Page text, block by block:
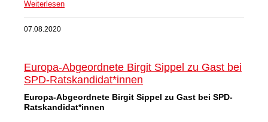
Weiterlesen
07.08.2020
Europa-Abgeordnete Birgit Sippel zu Gast bei
SPD-Ratskandidat*innen
Europa-Abgeordnete Birgit Sippel zu Gast bei SPD-
Ratskandidat*innen